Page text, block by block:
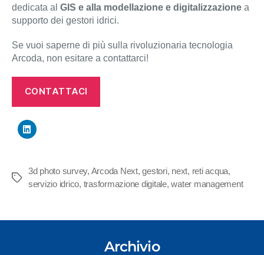
dedicata al GIS e alla modellazione e digitalizzazione a
supporto dei gestori idrici.
Se vuoi saperne di più sulla rivoluzionaria tecnologia
Arcoda, non esitare a contattarci!
CONTATTACI
Tag
3d photo survey, Arcoda Next,gestori, next, reti acqua,
servizio idrico, trasformazione digitale,water management
Archivio